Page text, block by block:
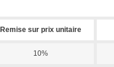
Remise sur prix unitaire
10%